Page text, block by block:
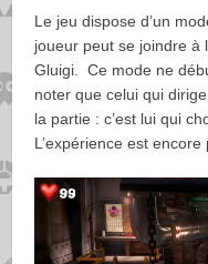
Le jeu dispose d’un
joueur peut se joindre à
Gluigi. Ce mode ne
noter que celui qui
la partie : c’est lui qui
L’expérience est